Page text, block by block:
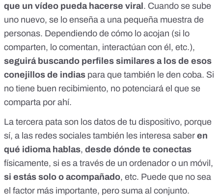
que un vídeo pueda hacerse viral. Cuando se sube
uno nuevo, se lo enseña a una pequeña muestra de
personas. Dependiendo de cómo lo acojan (si lo
comparten, lo comentan, interactúan con él, etc.),
seguirá buscando perfiles similares a los de esos
conejillos de indias para que también le den coba. Si
no tiene buen recibimiento, no potenciará el que se
comparta por ahí.
La tercera pata son los datos de tu dispositivo, porque
sí, a las redes sociales también les interesa saber en
qué idioma hablas, desde dónde te conectas
físicamente, si es a través de un ordenador o un móvil,
si estás solo o acompañado, etc. Puede que no sea
el factor más importante, pero suma al conjunto.